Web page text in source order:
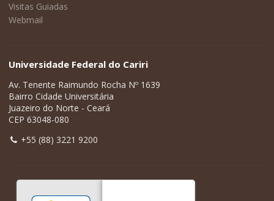
Visitas Guiadas
Webmail
Universidade Federal do Cariri
Av. Tenente Raimundo Rocha Nº 1639
Bairro Cidade Universitária
Juazeiro do Norte - Ceará
CEP 63048-080
+55 (88) 3221 9200